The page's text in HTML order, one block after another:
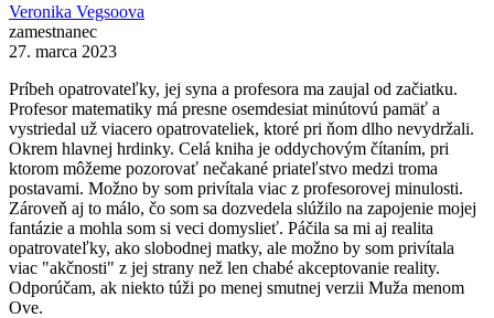
Veronika Vegsoova
zamestnanec
27. marca 2023
Príbeh opatrovateľky, jej syna a profesora ma zaujal od začiatku.
Profesor matematiky má presne osemdesiat minútovú pamäť a
vystriedal už viacero opatrovateliek, ktoré pri ňom dlho nevydržali.
Okrem hlavnej hrdinky. Celá kniha je oddychovým čítaním, pri
ktorom môžeme pozorovať nečakané priateľstvo medzi troma
postavami. Možno by som privítala viac z profesorovej minulosti.
Zároveň aj to málo, čo som sa dozvedela slúžilo na zapojenie mojej
fantázie a mohla som si veci domyslieť. Páčila sa mi aj realita
opatrovateľky, ako slobodnej matky, ale možno by som privítala
viac "akčnosti" z jej strany než len chabé akceptovanie reality.
Odporúčam, ak niekto túži po menej smutnej verzii Muža menom
Ove.